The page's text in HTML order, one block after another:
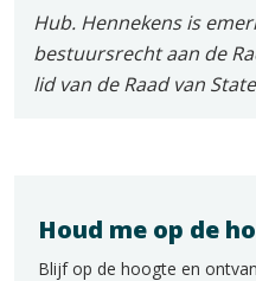
Hub. Hennekens is
bestuursrecht aan de
lid van de Raad van
Houd me op de
Blijf op de hoogte en